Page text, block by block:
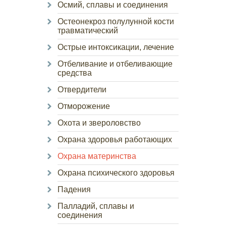
Осмий, сплавы и соединения
Остеонекроз полулунной кости
травматический
Острые интоксикации, лечение
Отбеливание и отбеливающие
средства
Отвердители
Отморожение
Охота и звероловство
Охрана здоровья работающих
Охрана материнства
Охрана психического здоровья
Падения
Палладий, сплавы и
соединения